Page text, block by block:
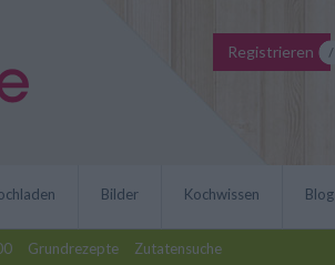
Registrieren
Grundrezepte Zutatensuche
Bilder Kochwissen Blog